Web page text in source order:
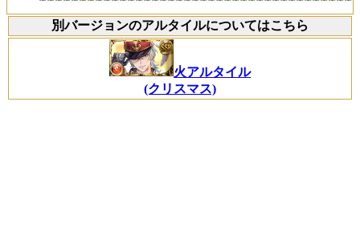
別バージョンのアルタイルについてはこちら
火アルタイル
(クリスマス)